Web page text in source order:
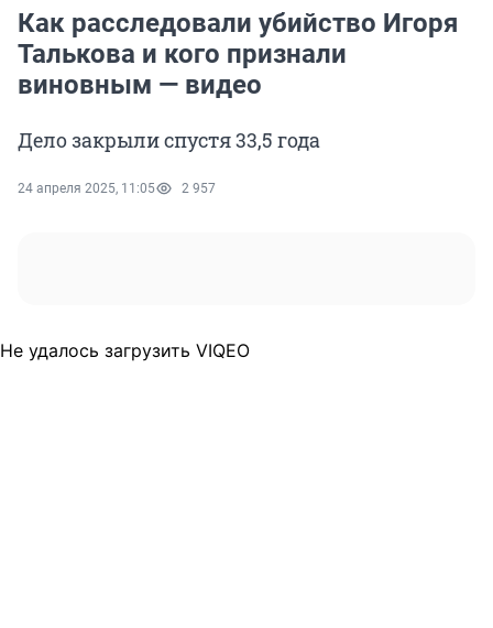
Как расследовали убийство Игоря
Талькова и кого признали
виновным — видео
Дело закрыли спустя 33,5 года
24 апреля 2025, 11:05 2 957
Не удалось загрузить VIQEO